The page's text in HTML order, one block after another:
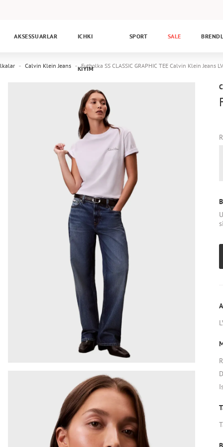
AKSESSUARLAR ICHKI
KIYIM
SPORT SALE
Calvin Klein Jeans Futbolka SS CLASSIC GRAPHIC TEE Calvin Klein Jeans